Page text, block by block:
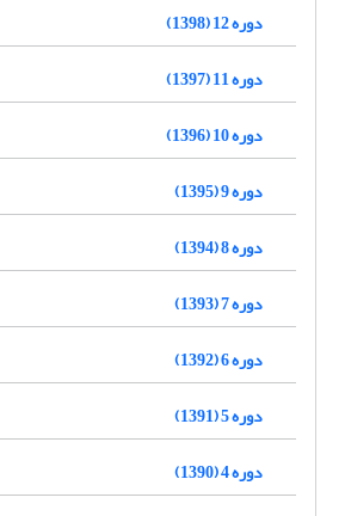
دوره 12 (1398)
دوره 11 (1397)
دوره 10 (1396)
دوره 9 (1395)
دوره 8 (1394)
دوره 7 (1393)
دوره 6 (1392)
دوره 5 (1391)
دوره 4 (1390)